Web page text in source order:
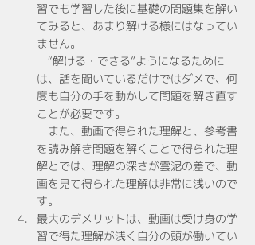
習でも学習した後に基礎の問題集を解い
てみると、あまり解ける様にはなってい
ません。
“解ける・できる”ようになるために
は、話を聞いているだけではダメで、何
度も自分の手を動かして問題を解き直す
ことが必要です。
また、動画で得られた理解と、参考書
を読み解き問題を解くことで得られた理
解とでは、理解の深さが雲泥の差で、動
画を見て得られた理解は非常に浅いので
す。
最大のデメリットは、動画は受け身の学
習で得た理解が浅く自分の頭が働いてい